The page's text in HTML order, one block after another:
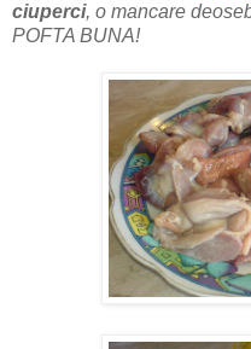
ciuperci, o mancare
POFTA BUNA!